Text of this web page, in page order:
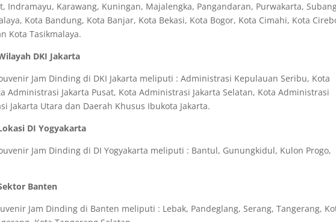
Indramayu, Karawang, Kuningan, Majalengka, Pangandaran, Purwakarta,
Kota Bandung, Kota Banjar, Kota Bekasi, Kota Bogor, Kota Cimahi, Kota
Kota Tasikmalaya.
DKI Jakarta
Jam Dinding di DKI Jakarta meliputi : Administrasi Kepulauan Seribu, Kota
Administrasi Jakarta Pusat, Kota Administrasi Jakarta Selatan, Kota Administrasi
Jakarta Utara dan Daerah Khusus Ibukota Jakarta.
DI Yogyakarta
Jam Dinding di DI Yogyakarta meliputi : Bantul, Gunungkidul, Kulon Progo,
Banten
Jam Dinding di Banten meliputi : Lebak, Pandeglang, Serang, Tangerang,